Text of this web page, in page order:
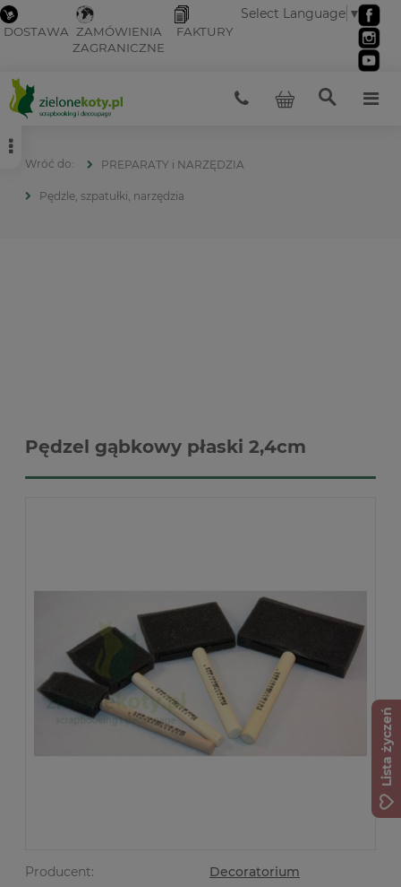
DOSTAWA ZAMÓWIENIA
ZAGRANICZNE
FAKTURY
Select Language ▼
PREPARATY i NARZĘDZIA
Pędzle, szpatułki, narzędzia
Pędzel gąbkowy płaski 2,4cm
Producent:
Decoratorium
Lista życzeń